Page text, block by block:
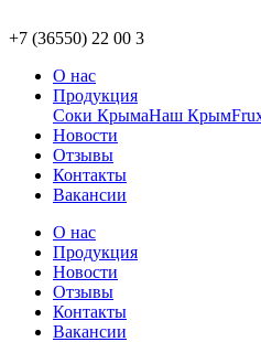
+7 (36550) 22 00 3
О нас
Продукция
Соки КрымаНаш Крым
Новости
Отзывы
Контакты
Вакансии
О нас
Продукция
Новости
Отзывы
Контакты
Вакансии